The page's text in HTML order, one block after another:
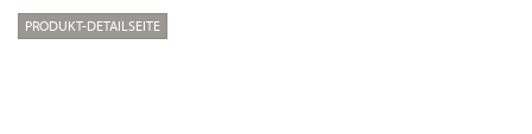
PRODUKT-DETAILSEITE